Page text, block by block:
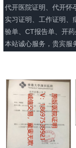
代开医院证明、代开怀
实习证明、工作证明、
验单、CT报告单、开
本站诚心服务，贵宾服